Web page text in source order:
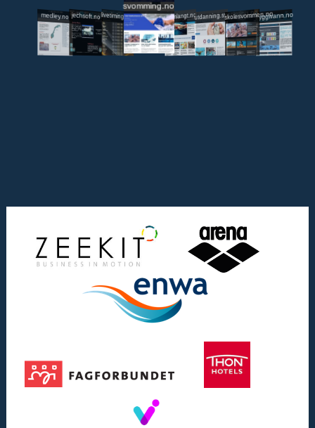
medley.no jechsoft.nolivetiming.medley.no
svomming.no
svomlangt.noutdanning.svomming.no
skolesvommen.notryggivann.no